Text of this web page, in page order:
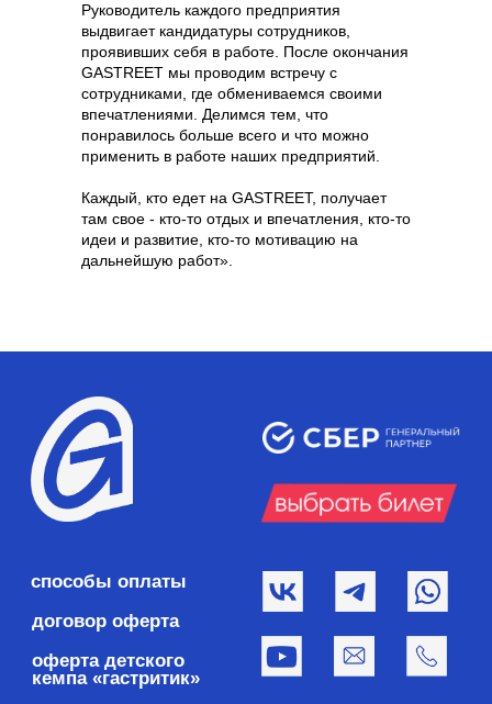
Руководитель каждого предприятия
выдвигает кандидатуры сотрудников,
проявивших себя в работе. После окончания
GASTREET мы проводим встречу с
сотрудниками, где обмениваемся своими
впечатлениями. Делимся тем, что
понравилось больше всего и что можно
применить в работе наших предприятий.
Каждый, кто едет на GASTREET, получает
там свое - кто-то отдых и впечатления, кто-то
идеи и развитие, кто-то мотивацию на
дальнейшую работ»‎.‎